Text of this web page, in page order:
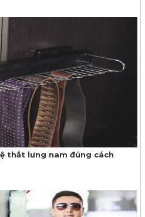
thắt lưng nam đúng cách